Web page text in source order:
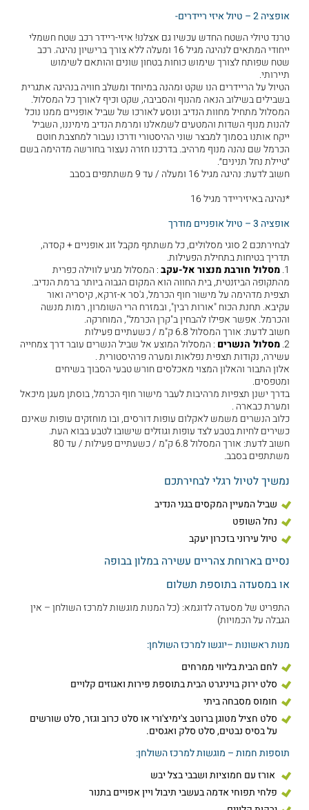
אופציה 2 – טיול איזי ריידרים-
טרנד טיולי השטח החדש עכשיו גם אצלנו! איזי-ריידר רכב שטח חשמלי
ייחודי המתאים לנהיגה מגיל 16 ומעלה ללא צורך ברישיון נהיגה. רכב
שטח שפותח לצורך שימוש כוחות בטחון שונים והותאם לשימוש
תיירותי.
הטיול על הריידרים הנו שקט ומהנה במיוחד ומשלב חוויה בנהיגה אתגרית
בשבילים בשילוב הנאה מהנוף והסביבה, שקט וכיף לאורך כל המסלול.
המסלול מתחיל מחוות הנדיב ונוסע לאורכו של שביל אופניים ממנו נוכל
להנות מנוף השדות והמטעים לשמאלנו ומרמת הנדיב מימיננו, השביל
ייקח אותנו בסמוך למבצר שוני ההיסטורי ודרכו נעבור למחצבת חוטם
הכרמל שם נהנה מנוף מרהיב. בדרכנו חזרה נעצור בחורשה מדהימה בשם
״טיילת נחל תנינים״.
חשוב לדעת: נהיגה מגיל 16 ומעלה / עד 9 משתתפים בסבב
*נהיגה באיזיריידר מגיל 16
אופציה 3 – טיול אופניים מודרך
לבחירתכם 2 סוגי מסלולים, כל משתתף מקבל זוג אופניים + קסדה,
תדריך בטיחות בתחילת הפעילות.
1. מסלול חורבת מנצור אל-עקב: המסלול מגיע לווילה כפרית
מהתקופה הביזנטית, בית החווה הוא המקום הגבוה ביותר ברמת הנדיב.
תצפית מדהימה על מישור חוף הכרמל, ג'סר א-זרקא, קיסריה ואור
עקיבא. תחנת הכוח "אורות רבין", ובמזרח הרי השומרון, רמות מנשה
והכרמל. אפשר אפילו להבחין ב"קרן הכרמל", המוחרקה.
חשוב לדעת: אורך המסלול 6.8 ק"מ / כשעתיים פעילות
2. מסלול הנשרים : המסלול המוצע אל שביל הנשרים עובר דרך צמחייה
עשירה, נקודות תצפית נפלאות ומערה פרהיסטורית .
אלון התבור והאלון המצוי מאכלסים חורש טבעי הסבוך בשיחים
ומטפסים.
בדרך ישנן תצפיות מרהיבות לעבר מישור חוף הכרמל, בוסתן מעגן מיכאל
ומערת כבארה .
כלוב הנשרים משמש לאקלום עופות דורסים, ובו מוחזקים עופות שאינם
כשירים לחיות בטבע לצד עופות וגוזלים שישובו לטבע בבוא העת.
חשוב לדעת: אורך המסלול 6.8 ק"מ / כשעתיים פעילות / עד 80
משתתפים בסבב.
נמשיך לטיול רגלי לבחירתכם
שביל המעיין המקסים בגני הנדיב
נחל השופט
טיול עירוני בזכרון יעקב
נסיים בארוחת צהריים עשירה במלון בבופה
או במסעדה בתוספת תשלום
התפריט של מסעדה לדוגמא: (כל המנות מוגשות למרכז השולחן – אין
הגבלה על הכמויות)
מנות ראשונות –יוגשו למרכז השולחן:
לחם הבית בליווי ממרחים
סלט ירוק בויניגרט הבית בתוספת פירות ואגוזים קלויים
חומוס מסבחה ביתי
סלט חציל מטוגן ברוטב צ'ימיצ'ורי או סלט כרוב וגזר, סלט שורשים
על בסיס נבטים, סלט סלק ואגסים.
תוספות חמות – מוגשות למרכז השולחן:
אורז עם חמוציות ושבבי בצל יבש
פלחי תפוחי אדמה בעשבי תיבול ויין אפויים בתנור